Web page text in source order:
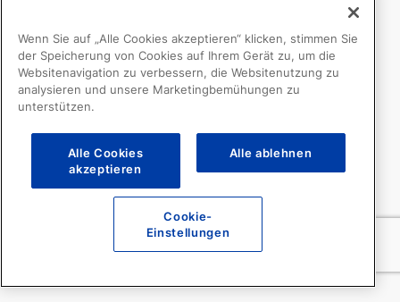
Wenn Sie auf „Alle Cookies akzeptieren“ klicken, stimmen Sie
der Speicherung von Cookies auf Ihrem Gerät zu, um die
Websitenavigation zu verbessern, die Websitenutzung zu
analysieren und unsere Marketingbemühungen zu
unterstützen.
Alle Cookies
akzeptieren
Alle ablehnen
Cookie-
Einstellungen